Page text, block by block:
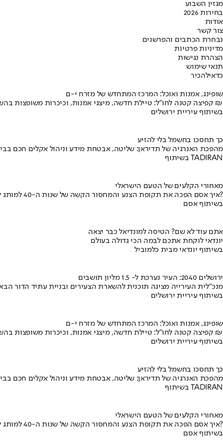
מגזין השבוע
בחירות 2026
אודות
צור קשר
נבחרת הכתבים והפרשנים
מדיניות פרטיות
הצהרת נגישות
תנאי שימוש
כדאילהכיר
שופינג, אמנות ואוכל: המרכז המתחדש של מזרח י-ם
קפיצה קטנה לחו"ל: טיילת חדשה, מיצגי אמנות, וכיכרות משופצות בהשקעה של 100 מיליון ₪
בשיתוף עיריית ירושלים
כך תחסכו בחשמל בלי להזיע
מהפכת האנרגיה של תדיראן: שליטה, אבטחת מידע וניהול אקלים חכם
בשיתוף TADIRAN
מאחורי הקלעים של הטעם הישראלי
איך אסם הפכה את תקופת הצנע והמחסור הקשה של שנות ה-40 למותג לאומי?
בשיתוף אסם
אתם עוד לא שם? הטיסה למונדיאל כבר יצאה
יונדאי לוקחת אתכם לבמה הכי גדולה בעולם
בשיתוף יונדאי מבית כלמוביל
ירושלים 2040: העיר נערכת ל- 1.5 מליון תושבים
מנכ"לית העירייה מציגה תוכנית להשארת הצעירים ובניית עתיד הדור
בשיתוף עיריית ירושלים
שופינג, אמנות ואוכל: המרכז המתחדש של מזרח י-ם
קפיצה קטנה לחו"ל: טיילת חדשה, מיצגי אמנות, וכיכרות משופצות בהשקעה של 100 מיליון ₪
בשיתוף עיריית ירושלים
כך תחסכו בחשמל בלי להזיע
מהפכת האנרגיה של תדיראן: שליטה, אבטחת מידע וניהול אקלים חכם
בשיתוף TADIRAN
מאחורי הקלעים של הטעם הישראלי
איך אסם הפכה את תקופת הצנע והמחסור הקשה של שנות ה-40 למותג לאומי?
בשיתוף אסם